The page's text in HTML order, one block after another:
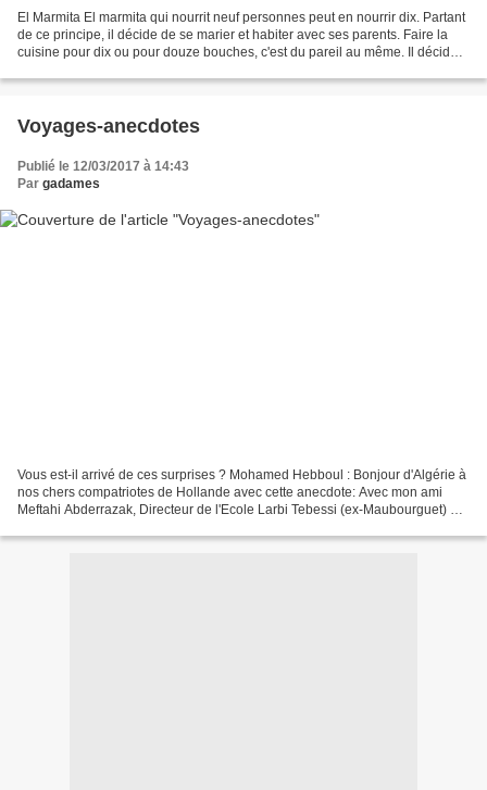
El Marmita El marmita qui nourrit neuf personnes peut en nourrir dix. Partant
de ce principe, il décide de se marier et habiter avec ses parents. Faire la
cuisine pour dix ou pour douze bouches, c'est du pareil au même. Il décide
Voyages-anecdotes
Publié le 12/03/2017 à 14:43
Par gadames
Vous est-il arrivé de ces surprises ? Mohamed Hebboul : Bonjour d'Algérie à
nos chers compatriotes de Hollande avec cette anecdote: Avec mon ami
Meftahi Abderrazak, Directeur de l'Ecole Larbi Tebessi (ex-Maubourguet) à